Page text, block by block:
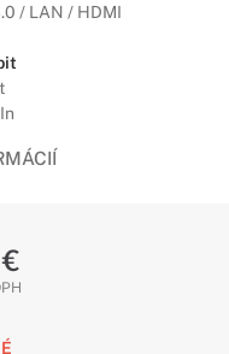
/ LAN / HDMI